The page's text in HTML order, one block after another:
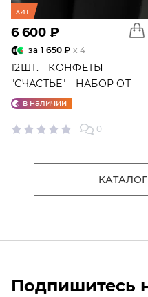
хит
6 600 ₽
за 1 650 ₽ x 4
12ШТ. - КОНФЕТЫ
"СЧАСТЬЕ" - НАБОР ОТ
"ФАБРИКИ СЧАСТЬЕ"
в наличии
0
Подпишитесь